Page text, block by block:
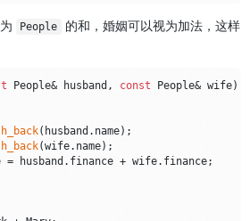
People
的和，婚姻可以视为加法，这样
People& husband, const People& wife)
(husband.name);
(wife.name);